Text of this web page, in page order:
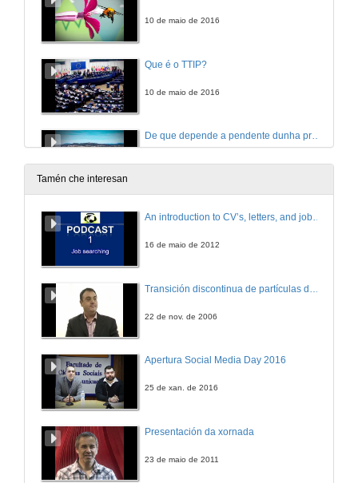
10 de maio de 2016
Que é o TTIP?
10 de maio de 2016
De que depende a pendente dunha praia?
10 de maio de 2016
Tamén che interesan
An introduction to CV’s, letters, and job searching
16 de maio de 2012
22 de nov. de 2006
Apertura Social Media Day 2016
25 de xan. de 2016
Presentación da xornada
23 de maio de 2011